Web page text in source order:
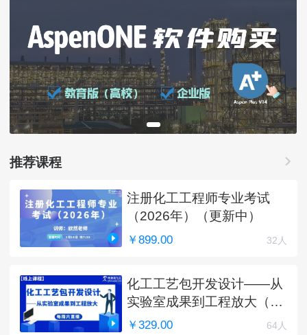
推荐课程
注册化工工程师专业考试
（2026年）（更新中）
￥899.00 32人
化工工艺包开发设计——从
实验室成果到工程放大（完
结）
￥329.00 64人